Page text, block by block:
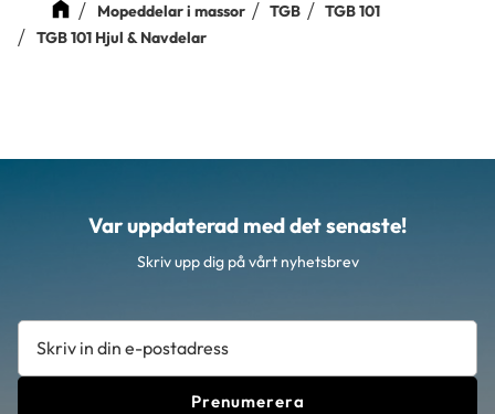
Mopeddelar i massor TGB
TGB 101
TGB 101 Hjul & Navdelar
Var uppdaterad med det senaste!
Skriv upp dig på vårt nyhetsbrev
Prenumerera